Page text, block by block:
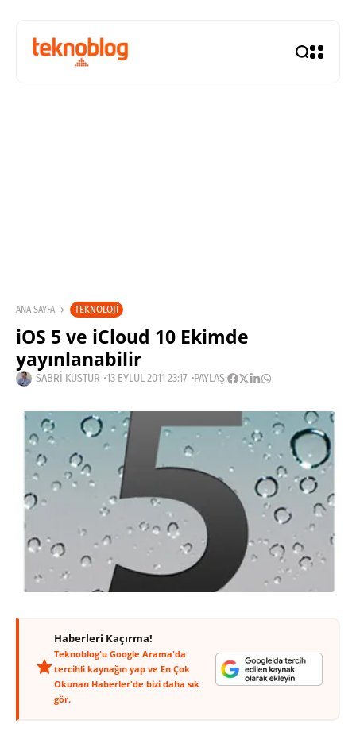
ANA SAYFA TEKNOLOJI
iOS 5 ve iCloud 10 Ekimde
yayınlanabilir
SABRI KÜSTÜR 13 EYLÜL 2011 23:17 PAYLAŞ:
Haberleri Kaçırma!
Teknoblog'u Google Arama'da
tercihli kaynağın yap ve En Çok
Okunan Haberler'de bizi daha sık
gör.